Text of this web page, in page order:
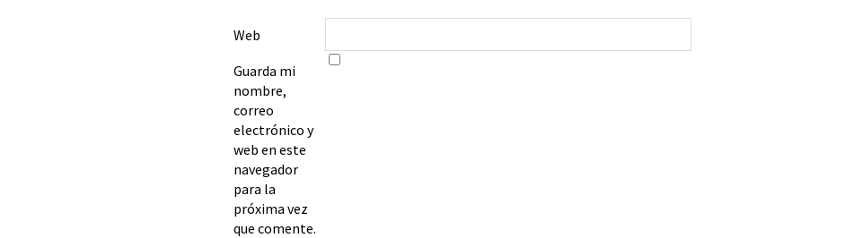
Web
Guarda mi
nombre,
correo
electrónico y
web en este
navegador
para la
próxima vez
que comente.